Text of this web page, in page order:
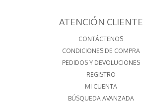
ATENCIÓN CLIENTE
CONTÁCTENOS
CONDICIONES DE COMPRA
PEDIDOS Y DEVOLUCIONES
REGISTRO
MI CUENTA
BÚSQUEDA AVANZADA